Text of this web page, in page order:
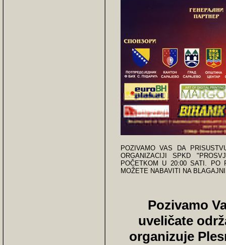
POZIVAMO VAS DA
ORGANIZACIJI SPKD
POČETKOM U 20:00 SATI. PO
MOŽETE NABAVITI NA
Pozivamo
uveličate
organizuje